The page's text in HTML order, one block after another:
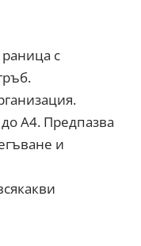
с
А4. Предпазва
и